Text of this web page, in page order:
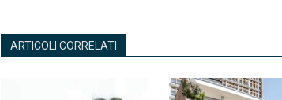
ARTICOLI CORRELATI